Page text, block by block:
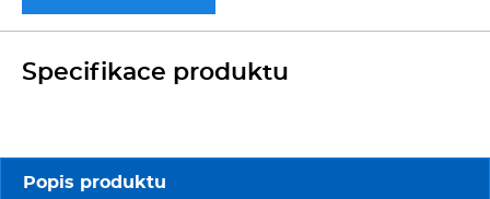
Specifikace produktu
Popis produktu